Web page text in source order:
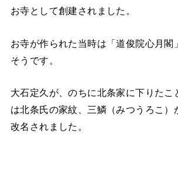
お寺として創建されました。
お寺が作られた当時は「道俊院心月閣
そうです。
大石定久が、のちに北条家に下りたこ
は北条氏の家紋、三鱗（みつうろこ）
改名されました。